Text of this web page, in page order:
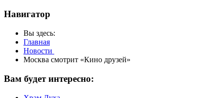
Навигатор
Вы здесь:
Главная
Новости
Москва смотрит «Кино друзей»
Вам будет интересно: